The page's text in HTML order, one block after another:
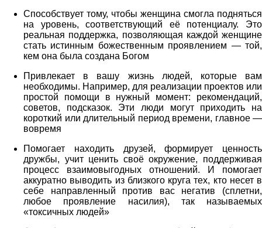
Способствует тому, чтобы женщина смогла подняться
на уровень, соответствующий её потенциалу. Это
реальная поддержка, позволяющая каждой женщине
стать истинным божественным проявлением — той,
кем она была создана Богом
Привлекает в вашу жизнь людей, которые вам
необходимы. Например, для реализации проектов или
простой помощи в нужный момент: рекомендаций,
советов, подсказок. Эти люди могут приходить на
короткий или длительный период времени, главное —
вовремя
Помогает находить друзей, формирует ценность
дружбы, учит ценить своё окружение, поддерживая
процесс взаимовыгодных отношений. И помогает
аккуратно выводить из близкого круга тех, кто несет в
себе направленный против вас негатив (сплетни,
любое проявление насилия), так называемых
«токсичных людей»